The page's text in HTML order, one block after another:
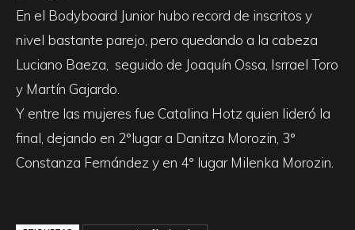
En el Bodyboard Junior hubo record de inscritos y
nivel bastante parejo, pero quedando a la cabeza
Luciano Baeza, seguido de Joaquín Ossa, Isrrael Toro
y Martín Gajardo.
Y entre las mujeres fue Catalina Hotz quien lideró la
final, dejando en 2°lugar a Danitza Morozin, 3°
Constanza Fernández y en 4° lugar Milenka Morozin.